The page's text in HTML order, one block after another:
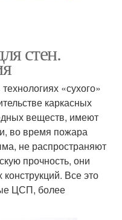
стен.
«сухого»
каркасных
веществ, имеют
во время пожара
не распространяют
прочность, они
Все это
ЦСП, более